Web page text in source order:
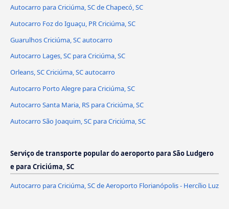
Autocarro para Criciúma, SC de Chapecó, SC
Autocarro Foz do Iguaçu, PR Criciúma, SC
Guarulhos Criciúma, SC autocarro
Autocarro Lages, SC para Criciúma, SC
Orleans, SC Criciúma, SC autocarro
Autocarro Porto Alegre para Criciúma, SC
Autocarro Santa Maria, RS para Criciúma, SC
Autocarro São Joaquim, SC para Criciúma, SC
Serviço de transporte popular do aeroporto para São Ludgero
e para Criciúma, SC
Autocarro para Criciúma, SC de Aeroporto Florianópolis - Hercílio Luz